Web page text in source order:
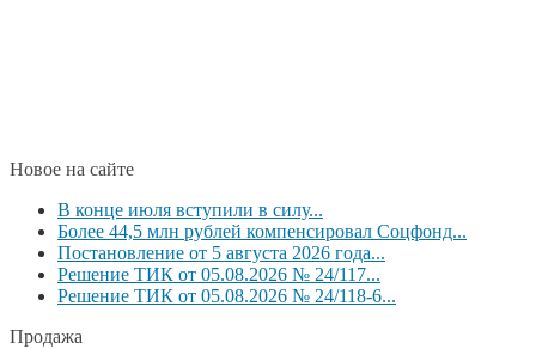
Новое на сайте
В конце июля вступили в силу...
Более 44,5 млн рублей компенсировал Соцфонд...
Постановление от 5 августа 2026 года...
Решение ТИК от 05.08.2026 № 24/117...
Решение ТИК от 05.08.2026 № 24/118-6...
Продажа